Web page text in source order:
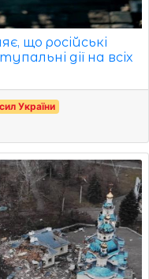
що російські
дії на всіх
України